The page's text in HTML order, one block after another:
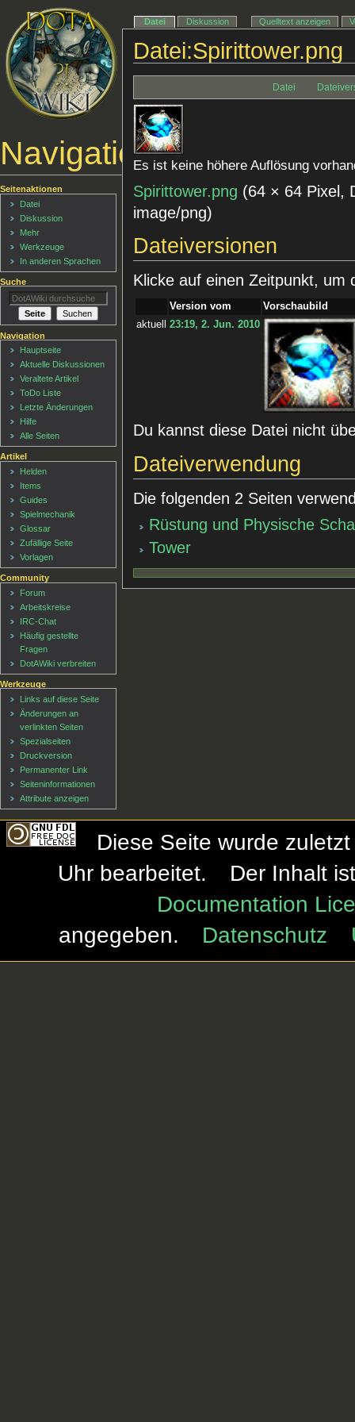
Datei:Spirittower.png
Datei
Es ist keine höhere Auflösung
Spirittower.png (64 × 64 Pixel,
image/png)
Dateiversionen
Klicke auf einen Zeitpunkt, um
Version vom
Vorschaubild
aktuell
23:19, 2. Jun. 2010
Du kannst diese Datei nicht
Dateiverwendung
Die folgenden 2 Seiten
Rüstung und Physische
Tower
Navigationsmenü
Datei Diskussion Quelltext anzeigen
Seitenaktionen
Datei
Diskussion
Mehr
Werkzeuge
In anderen Sprachen
Suche
Navigation
Hauptseite
Aktuelle Diskussionen
Veraltete Artikel
ToDo Liste
Letzte Änderungen
Hilfe
Alle Seiten
Artikel
Helden
Items
Guides
Spielmechanik
Glossar
Zufällige Seite
Vorlagen
Community
Forum
Arbeitskreise
IRC-Chat
Häufig gestellte
Fragen
DotAWiki verbreiten
Werkzeuge
Links auf diese Seite
Änderungen an
verlinkten Seiten
Spezialseiten
Druckversion
Permanenter Link
Seiten­informationen
Attribute anzeigen
Diese Seite wurde
Uhr bearbeitet.
Der Inhalt
Documentation
angegeben.
Datenschutz